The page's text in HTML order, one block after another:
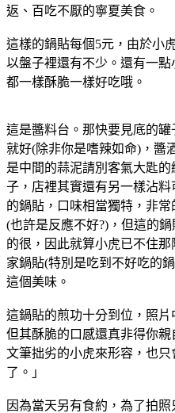
返、百吃不厭的寧夏美食。
這樣的鍋貼每個5元，由於小
以盤子裡還有不少。還有一
都一樣酥脆一樣好吃哦。
這是醬料台。那快要見底的
就好(除非你是嗜辣如命)，醬
是中間的蒜泥請別客氣大匙
子，店裡其實還有另一樣沾
的鍋貼，口味相當獨特，非
(也許是反應不好?)，但這的
的很，因此就算小虎已不住
家鍋貼(特別是吃到不好吃的
這個美味。
這鍋貼的煎功十分到位，照片
但其酥脆的口感還真非得你
文筆拙劣的小虎來形容，也
了。」
因為當天另有食約，為了拍